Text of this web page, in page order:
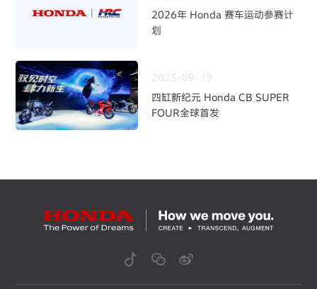
2026年 Honda 赛车运动参赛计
划
2025-09-19
四缸新纪元 Honda CB SUPER
FOUR全球首发